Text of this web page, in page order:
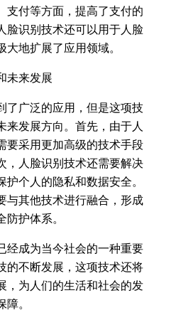
支付等方面，提高了支付的
脸识别技术还可以用于人脸
地扩展了应用领域。
未来发展
了广泛的应用，但是这项技
来发展方向。首先，由于人
要采用更加高级的技术手段
，人脸识别技术还需要解决
个人的隐私和数据安全。
与其他技术进行融合，形成
护体系。
经成为当今社会的一种重要
的不断发展，这项技术还将
，为人们的生活和社会的发
。